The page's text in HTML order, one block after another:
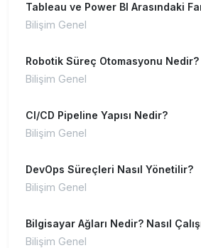
Tableau ve Power BI Arasındaki
Bilişim Genel
Robotik Süreç Otomasyonu Nedir?
Bilişim Genel
CI/CD Pipeline Yapısı Nedir?
Bilişim Genel
DevOps Süreçleri Nasıl Yönetilir?
Bilişim Genel
Bilgisayar Ağları Nedir? Nasıl
Bilişim Genel